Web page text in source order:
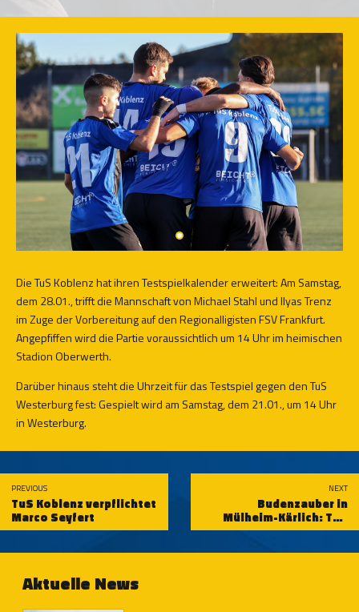
Die TuS Koblenz hat ihren Testspielkalender erweitert: Am Samstag,
dem 28.01., trifft die Mannschaft von Michael Stahl und Ilyas Trenz
im Zuge der Vorbereitung auf den Regionalligisten FSV Frankfurt.
Angepfiffen wird die Partie voraussichtlich um 14 Uhr im heimischen
Stadion Oberwerth.
Darüber hinaus steht die Uhrzeit für das Testspiel gegen den TuS
Westerburg fest: Gespielt wird am Samstag, dem 21.01., um 14 Uhr
in Westerburg.
PREVIOUS
TuS Koblenz verpflichtet
Marco Seyfert
NEXT
Budenzauber in
Mülheim-Kärlich: TuS
Koblenz nimmt am
Aktuelle News